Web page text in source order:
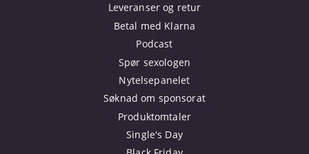
Leveranser og retur
Betal med Klarna
Podcast
Spør sexologen
Nytelsepanelet
Søknad om sponsorat
Produktomtaler
Single's Day